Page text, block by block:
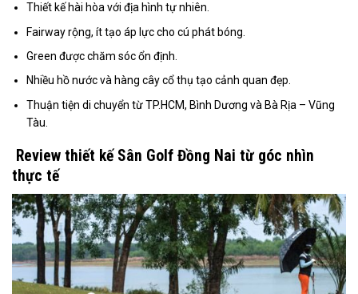
Thiết kế hài hòa với địa hình tự nhiên.
Fairway rộng, ít tạo áp lực cho cú phát bóng.
Green được chăm sóc ổn định.
Nhiều hồ nước và hàng cây cổ thụ tạo cảnh quan đẹp.
Thuận tiện di chuyển từ TP.HCM, Bình Dương và Bà Rịa – Vũng
Tàu.
Review thiết kế Sân Golf Đồng Nai từ góc nhìn
thực tế